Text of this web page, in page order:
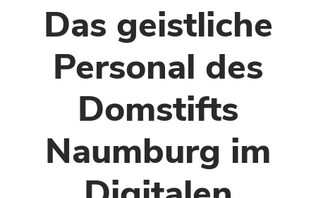
Das geistliche
Personal des
Domstifts
Naumburg im